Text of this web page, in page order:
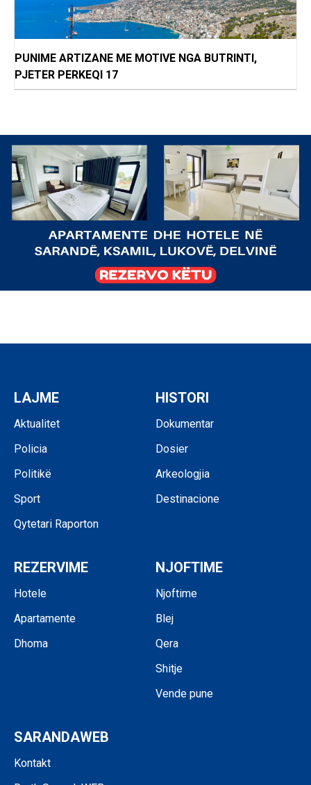
PUNIME ARTIZANE ME MOTIVE NGA BUTRINTI,
PJETER PERKEQI 17
LAJME
Aktualitet
Policia
Politikë
Sport
Qytetari Raporton
HISTORI
Dokumentar
Dosier
Arkeologjia
Destinacione
REZERVIME
Hotele
Apartamente
Dhoma
NJOFTIME
Njoftime
Blej
Qera
Shitje
Vende pune
SARANDAWEB
Kontakt